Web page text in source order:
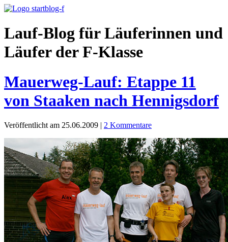
Lauf-Blog für Läuferinnen und
Läufer der F-Klasse
Mauerweg-Lauf: Etappe 11
von Staaken nach Hennigsdorf
Veröffentlicht am 25.06.2009 | 2 Kommentare